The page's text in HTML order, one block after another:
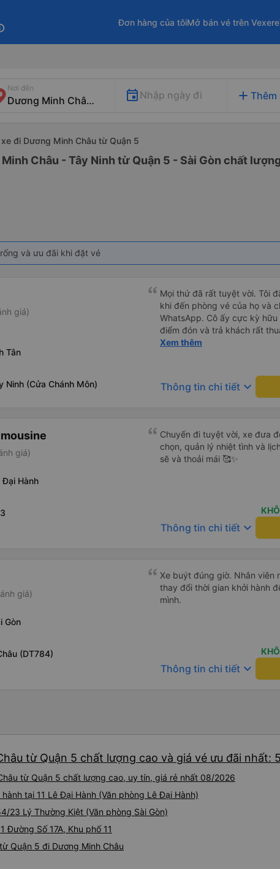
Đơn hàng của tôiMở bán vé trên Vexere
Nơi đến
Nhập ngày đi add Thêm
xe đi Dương Minh Châu từ Quận 5
Châu - Tây Ninh từ Quận 5 - Sài Gòn chất
và ưu đãi khi đặt vé
giá)
Tân
Ninh (Cửa Chánh Môn)
Mọi thứ đã rất tuyệt vời. Tôi
khi đến phòng vé của họ và
WhatsApp. Cô ấy cực kỳ
điểm đón và trả khách rất
của họ). Xe rộng rãi và thoải
Xem thêm
Thông tin chi tiết keyboard_arrow_down
giá)
Đại Hành
Chuyến đi tuyệt vời, xe đưa
chọn, quản lý nhiệt tình và
sẽ và thoải mái 🥰✨
Thông tin chi tiết keyboard_arrow_down
giá)
Gòn
(DT784)
Xe buýt đúng giờ. Nhân viên
thay đổi thời gian khởi hành
mình.
Thông tin chi tiết keyboard_arrow_down
từ Quận 5 chất lượng cao và giá vé ưu đãi nhất:
từ Quận 5 chất lượng cao, uy tín, giá rẻ nhất 08/2026
tại 11 Lê Đại Hành (Văn phòng Lê Đại Hành)
23 Lý Thường Kiệt (Văn phòng Sài Gòn)
Đường Số 17A, Khu phố 11
Quận 5 đi Dương Minh Châu